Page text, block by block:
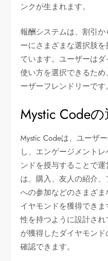
ンクが生まれます。
報酬システムは、割引
ーにさまざまな選択肢
ています。ユーザーは
使い方を選択できるた
ーザーフレンドリーです。
Mystic Code
Mystic Codeは、ユーザ
し、エンゲージメント
ンドを授与することで
は、購入、友人の紹介
への参加などのさまざ
イヤモンドを獲得でき
性を持つように設計さ
が獲得したダイヤモン
確認できます。